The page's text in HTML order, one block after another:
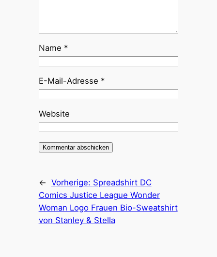
Name *
E-Mail-Adresse *
Website
← Vorherige: Spreadshirt DC
Comics Justice League Wonder
Woman Logo Frauen Bio-Sweatshirt
von Stanley & Stella